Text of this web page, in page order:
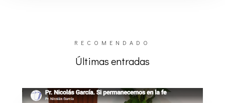
RECOMENDADO
Últimas entradas